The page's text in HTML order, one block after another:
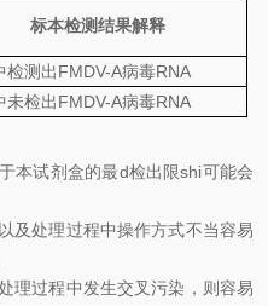
标本检测结果解释
检测 出FMDV-A病毒RNA
未检出FMDV-A病毒RNA
本试剂盒的最d检出限shi可能会
及处理过程中操作方式不当容易
理过程中发生交叉污染，则容易